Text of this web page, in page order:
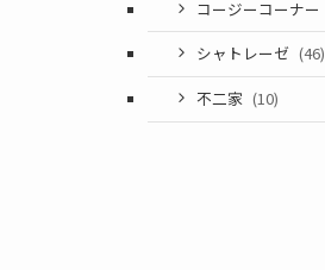
コージーコーナー
シャトレーゼ (46)
不二家 (10)